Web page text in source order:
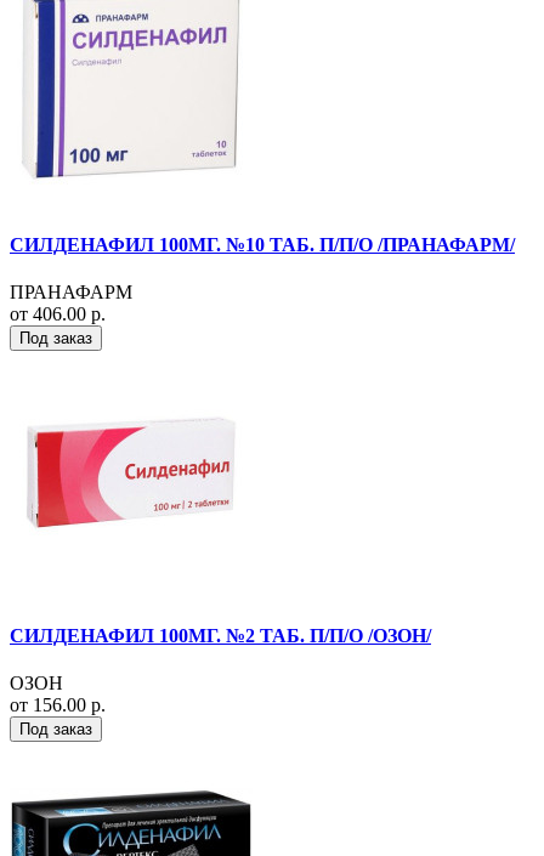
СИЛДЕНАФИЛ 100МГ. №10 ТАБ. П/П/О /ПРАНАФАРМ/
ПРАНАФАРМ
от 406.00 р.
Под заказ
СИЛДЕНАФИЛ 100МГ. №2 ТАБ. П/П/О /ОЗОН/
ОЗОН
от 156.00 р.
Под заказ